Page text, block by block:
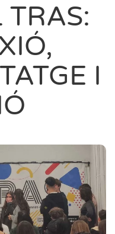
I